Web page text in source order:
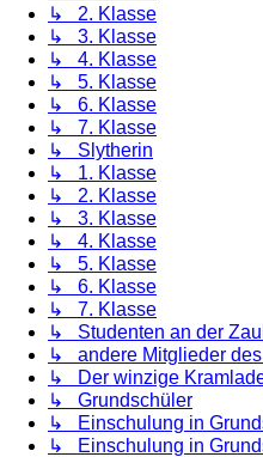
↳ 2. Klasse
↳ 3. Klasse
↳ 4. Klasse
↳ 5. Klasse
↳ 6. Klasse
↳ 7. Klasse
↳ Slytherin
↳ 1. Klasse
↳ 2. Klasse
↳ 3. Klasse
↳ 4. Klasse
↳ 5. Klasse
↳ 6. Klasse
↳ 7. Klasse
↳ Studenten an der
↳ andere Mitglieder
↳ Der winzige
↳ Grundschüler
↳ Einschulung in
↳ Einschulung in